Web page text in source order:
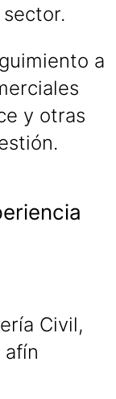
a
y otras
Civil,